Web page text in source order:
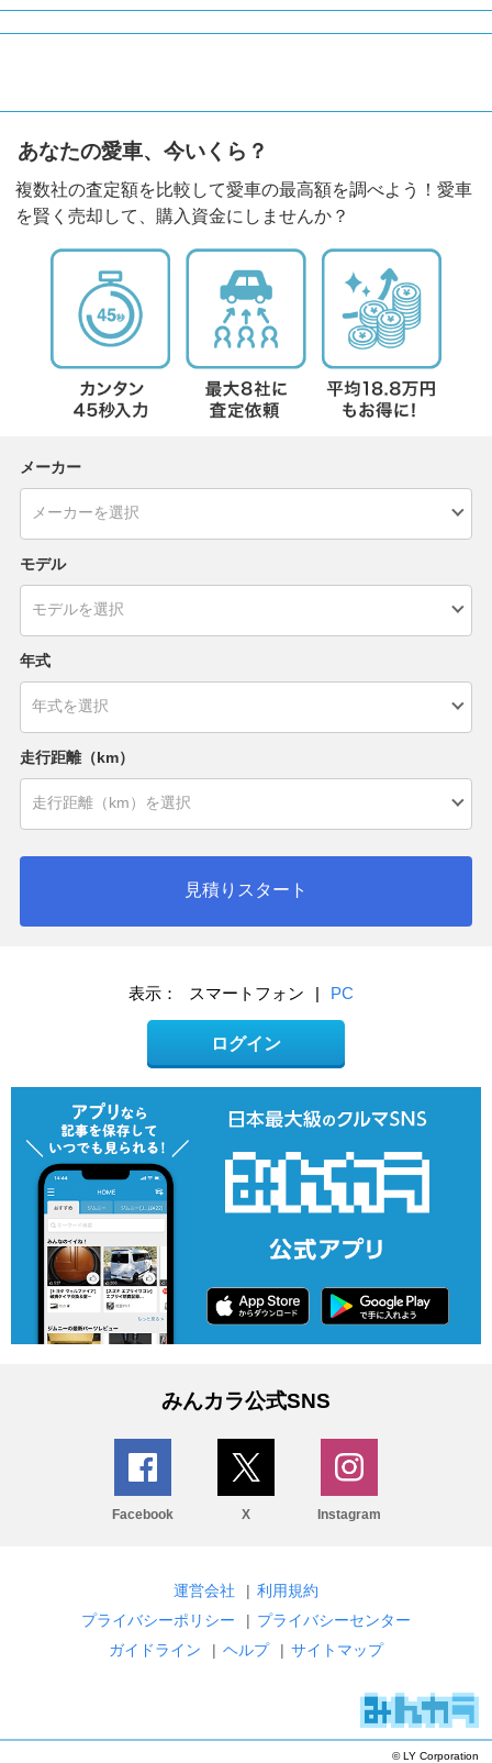
あなたの愛車、今いくら？
複数社の査定額を比較して愛車の最高額を調べよう！愛車
を賢く売却して、購入資金にしませんか？
メーカー
モデル
年式
走行距離（km）
見積りスタート
表示： スマートフォン | PC
ログイン
みんカラ公式SNS
Facebook X Instagram
運営会社 | 利用規約
プライバシーポリシー
| プライバシーセンター
ガイドライン
| ヘルプ | サイトマップ
© LY Corporation